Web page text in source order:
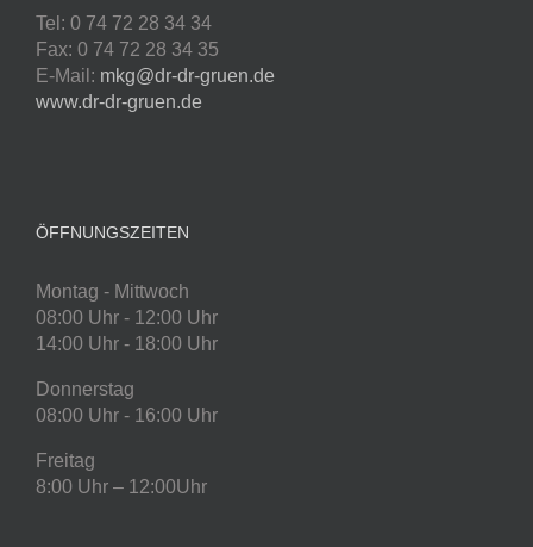
Tel: 0 74 72 28 34 34
Fax: 0 74 72 28 34 35
E-Mail: mkg@dr-dr-gruen.de
www.dr-dr-gruen.de
ÖFFNUNGSZEITEN
Montag - Mittwoch
08:00 Uhr - 12:00 Uhr
14:00 Uhr - 18:00 Uhr
Donnerstag
08:00 Uhr - 16:00 Uhr
Freitag
8:00 Uhr – 12:00Uhr